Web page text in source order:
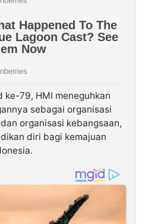
ke-79, HMI meneguhkan
sebagai organisasi
organisasi kebangsaan,
diri bagi kemajuan